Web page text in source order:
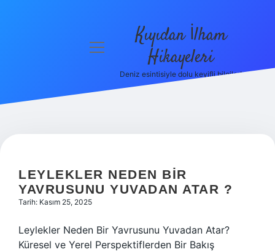
Hakkımızda
menüyü
Kıyıdan İlham
Hikayeleri
Deniz esintisiyle dolu keyifli bilgiler!
LEYLEKLER NEDEN BIR
YAVRUSUNU YUVADAN ATAR ?
Tarih: Kasım 25, 2025
Leylekler Neden Bir Yavrusunu Yuvadan Atar?
Küresel ve Yerel Perspektiflerden Bir Bakış